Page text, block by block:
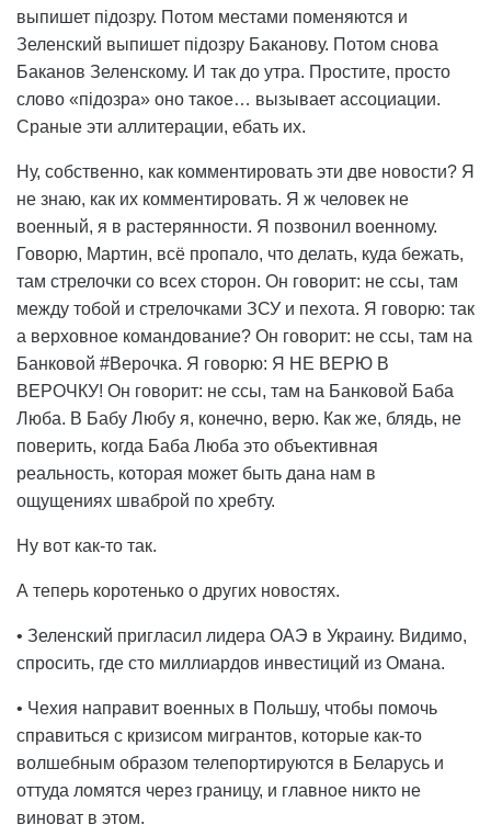
выпишет підозру. Потом местами поменяются и
Зеленский выпишет підозру Баканову. Потом снова
Баканов Зеленскому. И так до утра. Простите, просто
слово «підозра» оно такое… вызывает ассоциации.
Сраные эти аллитерации, ебать их.
Ну, собственно, как комментировать эти две новости? Я
не знаю, как их комментировать. Я ж человек не
военный, я в растерянности. Я позвонил военному.
Говорю, Мартин, всё пропало, что делать, куда бежать,
там стрелочки со всех сторон. Он говорит: не ссы, там
между тобой и стрелочками ЗСУ и пехота. Я говорю: так
а верховное командование? Он говорит: не ссы, там на
Банковой #Верочка. Я говорю: Я НЕ ВЕРЮ В
ВЕРОЧКУ! Он говорит: не ссы, там на Банковой Баба
Люба. В Бабу Любу я, конечно, верю. Как же, блядь, не
поверить, когда Баба Люба это объективная
реальность, которая может быть дана нам в
ощущениях шваброй по хребту.
Ну вот как-то так.
А теперь коротенько о других новостях.
• Зеленский пригласил лидера ОАЭ в Украину. Видимо,
спросить, где сто миллиардов инвестиций из Омана.
• Чехия направит военных в Польшу, чтобы помочь
справиться с кризисом мигрантов, которые как-то
волшебным образом телепортируются в Беларусь и
оттуда ломятся через границу, и главное никто не
виноват в этом.